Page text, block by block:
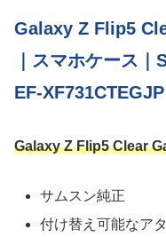
Galaxy Z Flip5
｜スマホケース
EF-XF731CTEGJP
Galaxy Z Flip5 Clear
サムスン純正
付け替え可能なア